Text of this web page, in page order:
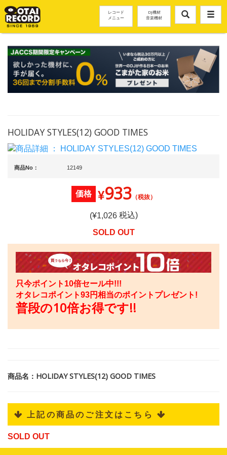
レコード
メニュー
DJ機材
音楽機材
HOLIDAY STYLES(12) GOOD TIMES
商品No： 12149
価格 ¥933（税抜）
(¥1,026税込)
SOLD OUT
只今ポイント10倍セール中!!!
オタレコポイント93円相当のポイントプレゼント!
普段の10倍お得です!!
商品名：HOLIDAY STYLES(12) GOOD TIMES
 上記の商品のご注文はこちら 
SOLD OUT